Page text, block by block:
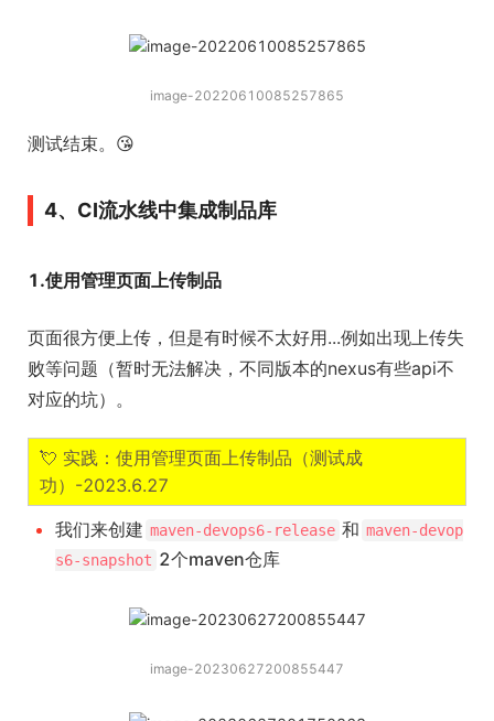
image-20220610085257865
测试结束。😘
4、CI流水线中集成制品库
1.使用管理页面上传制品
页面很方便上传，但是有时候不太好用...例如出现上传失
败等问题（暂时无法解决，不同版本的nexus有些api不
对应的坑）。
💘 实践：使用管理页面上传制品（测试成
功）-2023.6.27
我们来创建 maven-devops6-release 和 maven-devop
s6-snapshot 2个maven仓库
image-20230627200855447